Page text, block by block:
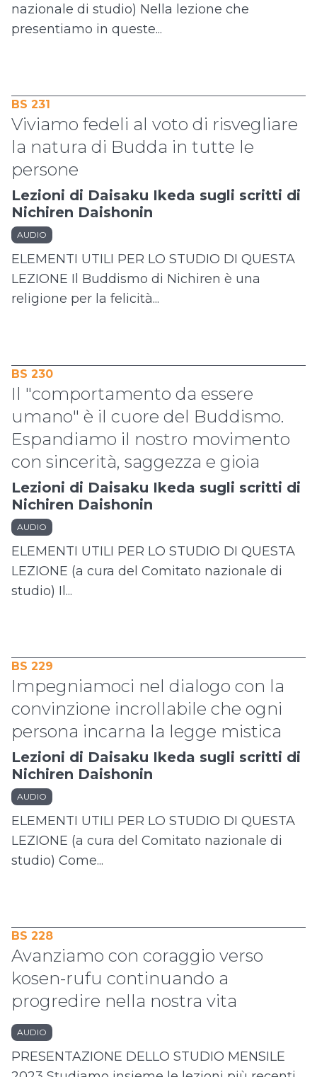
nazionale di studio) Nella lezione che
presentiamo in queste...
BS 231
Viviamo fedeli al voto di risvegliare
la natura di Budda in tutte le
persone
Lezioni di Daisaku Ikeda sugli scritti di
Nichiren Daishonin
AUDIO
ELEMENTI UTILI PER LO STUDIO DI QUESTA
LEZIONE Il Buddismo di Nichiren è una
religione per la felicità...
BS 230
Il "comportamento da essere
umano" è il cuore del Buddismo.
Espandiamo il nostro movimento
con sincerità, saggezza e gioia
Lezioni di Daisaku Ikeda sugli scritti di
Nichiren Daishonin
AUDIO
ELEMENTI UTILI PER LO STUDIO DI QUESTA
LEZIONE (a cura del Comitato nazionale di
studio) Il...
BS 229
Impegniamoci nel dialogo con la
convinzione incrollabile che ogni
persona incarna la legge mistica
Lezioni di Daisaku Ikeda sugli scritti di
Nichiren Daishonin
AUDIO
ELEMENTI UTILI PER LO STUDIO DI QUESTA
LEZIONE (a cura del Comitato nazionale di
studio) Come...
BS 228
Avanziamo con coraggio verso
kosen-rufu continuando a
progredire nella nostra vita
AUDIO
PRESENTAZIONE DELLO STUDIO MENSILE